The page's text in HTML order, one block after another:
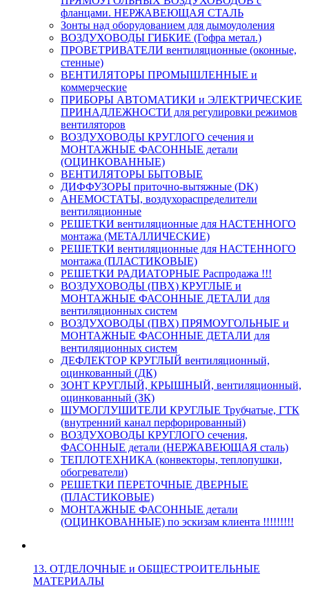
фланцами. НЕРЖАВЕЮЩАЯ СТАЛЬ
Зонты над оборудованием для дымоудоления
ВОЗДУХОВОДЫ ГИБКИЕ (Гофра метал.)
ПРОВЕТРИВАТЕЛИ вентиляционные (оконные,
стенные)
ВЕНТИЛЯТОРЫ ПРОМЫШЛЕННЫЕ и
коммерческие
ПРИБОРЫ АВТОМАТИКИ и ЭЛЕКТРИЧЕСКИЕ
ПРИНАДЛЕЖНОСТИ для регулировки режимов
вентиляторов
ВОЗДУХОВОДЫ КРУГЛОГО сечения и
МОНТАЖНЫЕ ФАСОННЫЕ детали
(ОЦИНКОВАННЫЕ)
ВЕНТИЛЯТОРЫ БЫТОВЫЕ
ДИФФУЗОРЫ приточно-вытяжные (DK)
АНЕМОСТАТЫ, воздухораспределители
вентиляционные
РЕШЕТКИ вентиляционные для НАСТЕННОГО
монтажа (МЕТАЛЛИЧЕСКИЕ)
РЕШЕТКИ вентиляционные для НАСТЕННОГО
монтажа (ПЛАСТИКОВЫЕ)
РЕШЕТКИ РАДИАТОРНЫЕ Распродажа !!!
ВОЗДУХОВОДЫ (ПВХ) КРУГЛЫЕ и
МОНТАЖНЫЕ ФАСОННЫЕ ДЕТАЛИ для
вентиляционных систем
ВОЗДУХОВОДЫ (ПВХ) ПРЯМОУГОЛЬНЫЕ и
МОНТАЖНЫЕ ФАСОННЫЕ ДЕТАЛИ для
вентиляционных систем
ДЕФЛЕКТОР КРУГЛЫЙ вентиляционный,
оцинкованный (ДК)
ЗОНТ КРУГЛЫЙ, КРЫШНЫЙ, вентиляционный,
оцинкованный (ЗК)
ШУМОГЛУШИТЕЛИ КРУГЛЫЕ Трубчатые, ГТК
(внутренний канал перфорированный)
ВОЗДУХОВОДЫ КРУГЛОГО сечения,
ФАСОННЫЕ детали (НЕРЖАВЕЮЩАЯ сталь)
ТЕПЛОТЕХНИКА (конвекторы, теплопушки,
обогреватели)
РЕШЕТКИ ПЕРЕТОЧНЫЕ ДВЕРНЫЕ
(ПЛАСТИКОВЫЕ)
МОНТАЖНЫЕ ФАСОННЫЕ детали
(ОЦИНКОВАННЫЕ) по эскизам клиента !!!!!!!!!
13. ОТДЕЛОЧНЫЕ и ОБЩЕСТРОИТЕЛЬНЫЕ
МАТЕРИАЛЫ